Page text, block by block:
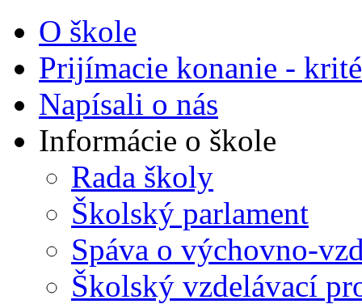
O škole
Prijímacie konanie -
Napísali o nás
Informácie o škole
Rada školy
Školský parlament
Spáva o výchovno-
Školský vzdelávací